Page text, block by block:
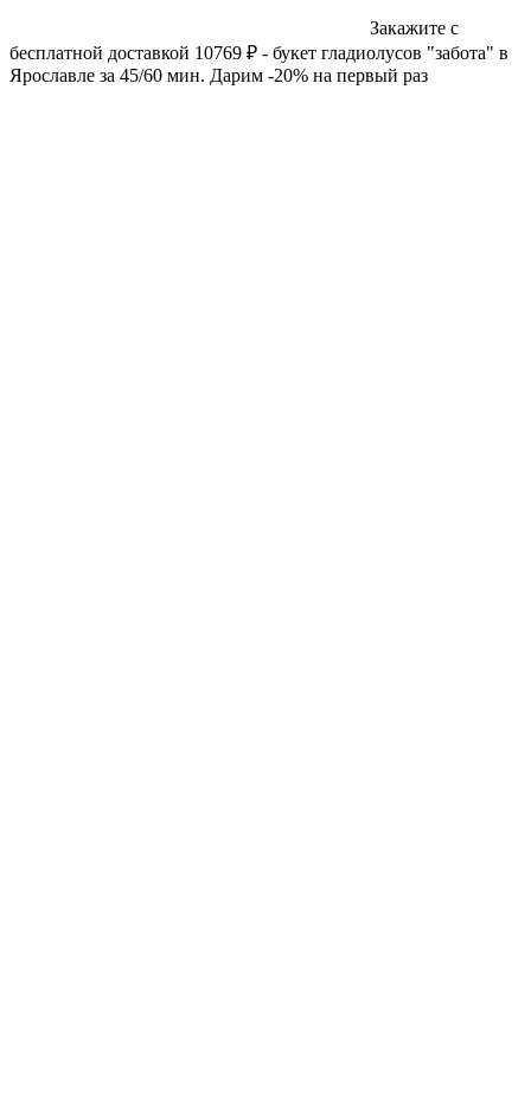
Закажите с
бесплатной доставкой 10769 ₽ - букет гладиолусов "забота" в
Ярославле за 45/60 мин. Дарим -20% на первый раз